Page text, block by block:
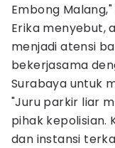
Embong
Erika menyebut,
menjadi atensi
bekerjasama
Surabaya untuk
"Juru parkir liar
pihak kepolisian.
dan instansi